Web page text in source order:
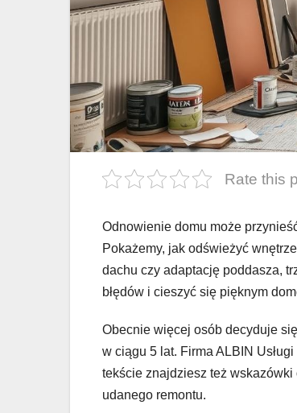
Rate this
Odnowienie domu może
Pokażemy, jak odświeżyć
dachu czy adaptację poddasza,
błędów i cieszyć się pięknym
Obecnie więcej osób decyduje
w ciągu 5 lat. Firma ALBIN
tekście znajdziesz też wskazówki
udanego remontu.